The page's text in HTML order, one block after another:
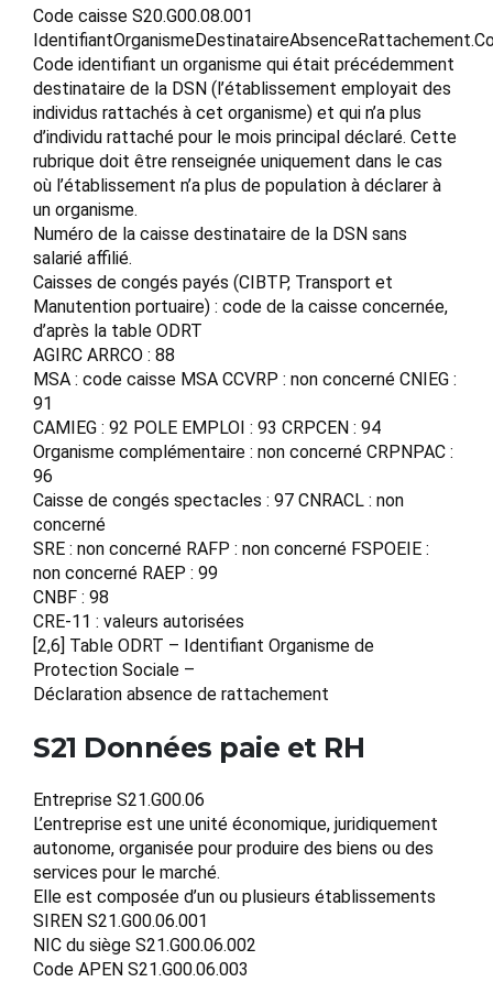
Code caisse S20.G00.08.001
Code identifiant un organisme qui était précédemment
destinataire de la DSN (l’établissement employait des
individus rattachés à cet organisme) et qui n’a plus
d’individu rattaché pour le mois principal déclaré. Cette
rubrique doit être renseignée uniquement dans le cas
où l’établissement n’a plus de population à déclarer à
un organisme.
Numéro de la caisse destinataire de la DSN sans
salarié affilié.
Caisses de congés payés (CIBTP, Transport et
Manutention portuaire) : code de la caisse concernée,
d’après la table ODRT
AGIRC ARRCO : 88
MSA : code caisse MSA CCVRP : non concerné CNIEG :
91
CAMIEG : 92 POLE EMPLOI : 93 CRPCEN : 94
Organisme complémentaire : non concerné CRPNPAC :
96
Caisse de congés spectacles : 97 CNRACL : non
concerné
SRE : non concerné RAFP : non concerné FSPOEIE :
non concerné RAEP : 99
CNBF : 98
CRE-11 : valeurs autorisées
[2,6] Table ODRT – Identifiant Organisme de
Protection Sociale –
Déclaration absence de rattachement
S21 Données paie et RH
Entreprise S21.G00.06
L’entreprise est une unité économique, juridiquement
autonome, organisée pour produire des biens ou des
services pour le marché.
Elle est composée d’un ou plusieurs établissements
SIREN S21.G00.06.001
NIC du siège S21.G00.06.002
Code APEN S21.G00.06.003